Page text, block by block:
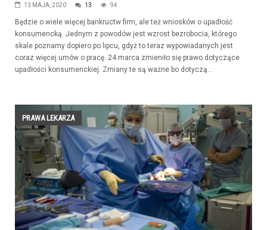
13 MAJA, 2020 13 94
Będzie o wiele więcej bankructw firm, ale też wniosków o upadłość
konsumencką. Jednym z powodów jest wzrost bezrobocia, którego
skale poznamy dopiero po lipcu, gdyż to teraz wypowiadanych jest
coraz więcej umów o pracę. 24 marca zmieniło się prawo dotyczące
upadłości konsumenckiej. Zmiany te są ważne bo dotyczą...
PRAWA LEKARZA